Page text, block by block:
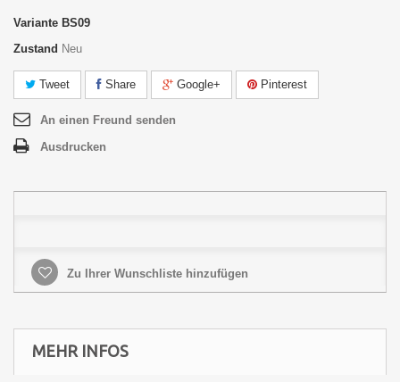
Variante BS09
Zustand Neu
Tweet Share Google+ Pinterest
An einen Freund senden
Ausdrucken
Zu Ihrer Wunschliste hinzufügen
MEHR INFOS